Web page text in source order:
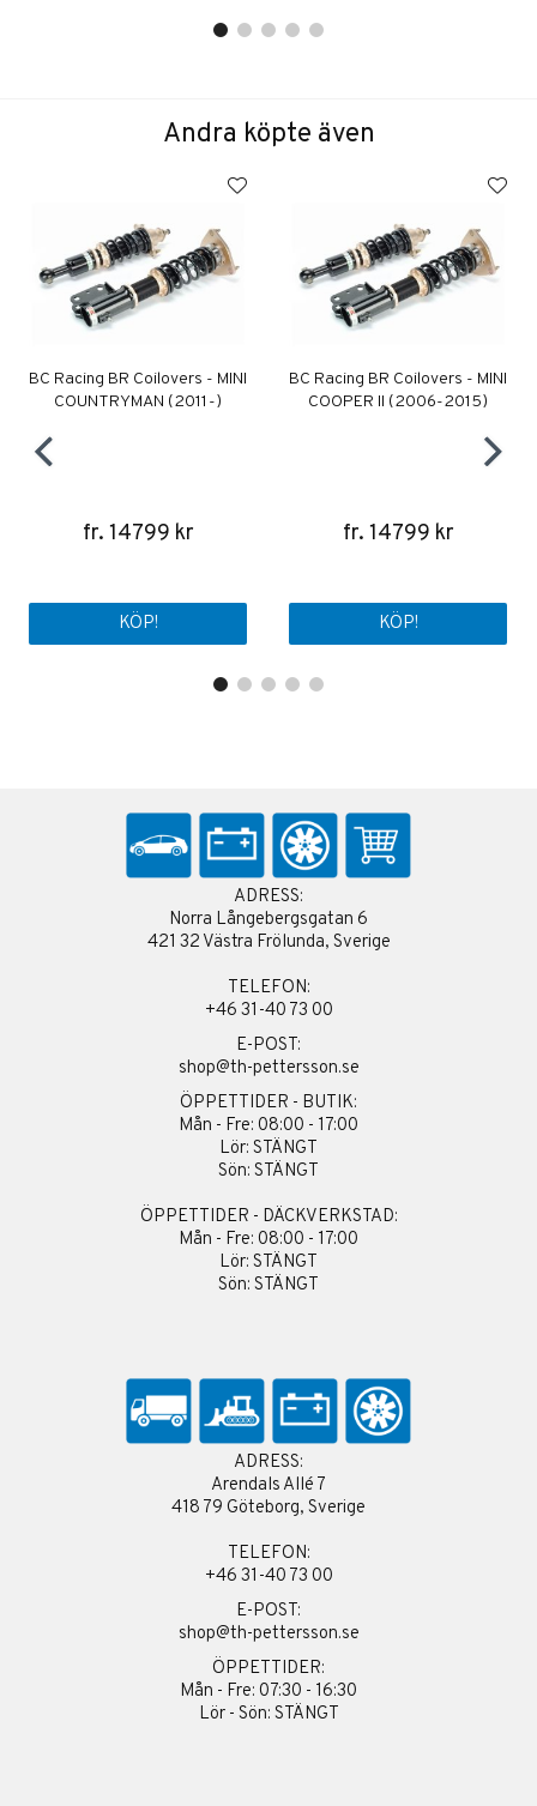
Andra köpte även
BC Racing BR Coilovers - MINI
COUNTRYMAN (2011-)
fr. 14799 kr
KÖP!
BC Racing BR Coilovers - MINI
COOPER II (2006-2015)
fr. 14799 kr
KÖP!
ADRESS:
Norra Långebergsgatan 6
421 32 Västra Frölunda, Sverige
TELEFON:
+46 31-40 73 00
E-POST:
shop@th-pettersson.se
ÖPPETTIDER - BUTIK:
Mån - Fre: 08:00 - 17:00
Lör: STÄNGT
Sön: STÄNGT
ÖPPETTIDER - DÄCKVERKSTAD:
Mån - Fre: 08:00 - 17:00
Lör: STÄNGT
Sön: STÄNGT
ADRESS:
Arendals Allé 7
418 79 Göteborg, Sverige
TELEFON:
+46 31-40 73 00
E-POST:
shop@th-pettersson.se
ÖPPETTIDER:
Mån - Fre: 07:30 - 16:30
Lör - Sön: STÄNGT